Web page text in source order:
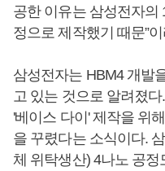
공한 이유는 삼성전자의
정으로 제작했기 때문”
삼성전자는 HBM4 개발
고 있는 것으로 알려졌
'베이스 다이' 제작을 위
을 꾸렸다는 소식이다.
체 위탁생산) 4나노 공